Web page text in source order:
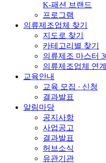
K-패션 브랜드
프로그램
의류제조업체 찾기
지도로 찾기
카테고리별 찾기
의류제조 마스터
의류제조업체 연
교육안내
교육 모집 · 신청
결과발표
알림마당
공지사항
사업공고
결과발표
허브소식
유관기관